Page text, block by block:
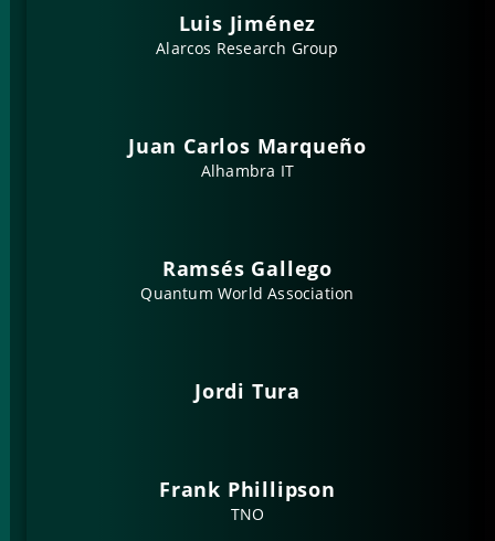
Luis Jiménez
Alarcos Research Group
Juan Carlos Marqueño
Alhambra IT
Ramsés Gallego
Quantum World Association
Jordi Tura
Frank Phillipson
TNO